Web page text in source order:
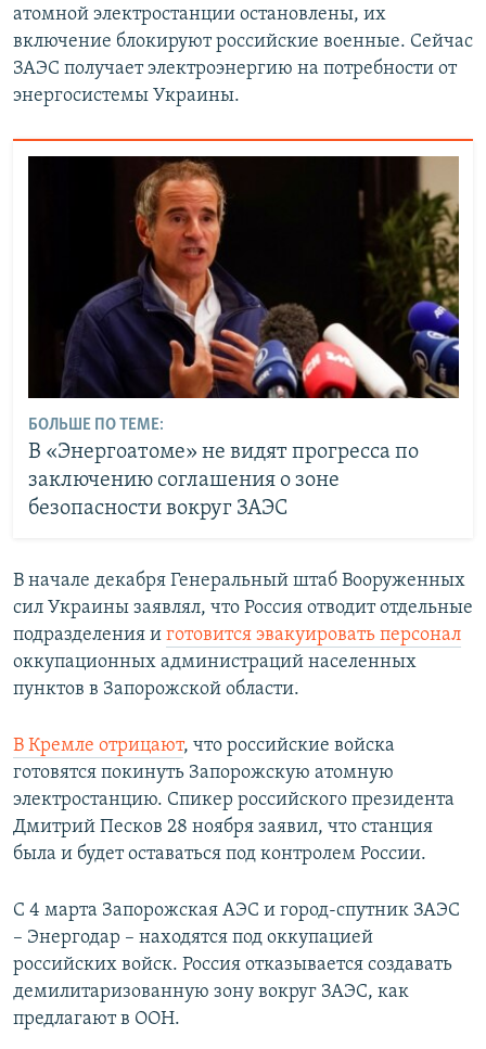
атомной электростанции остановлены, их
включение блокируют российские военные. Сейчас
ЗАЭС получает электроэнергию на потребности от
энергосистемы Украины.
БОЛЬШЕ ПО ТЕМЕ:
В «Энергоатоме» не видят прогресса по
заключению соглашения о зоне
безопасности вокруг ЗАЭС
В начале декабря Генеральный штаб Вооруженных
сил Украины заявлял, что Россия отводит отдельные
подразделения и готовится эвакуировать персонал
оккупационных администраций населенных
пунктов в Запорожской области.
В Кремле отрицают, что российские войска
готовятся покинуть Запорожскую атомную
электростанцию. Спикер российского президента
Дмитрий Песков 28 ноября заявил, что станция
была и будет оставаться под контролем России.
С 4 марта Запорожская АЭС и город-спутник ЗАЭС
– Энергодар – находятся под оккупацией
российских войск. Россия отказывается создавать
демилитаризованную зону вокруг ЗАЭС, как
предлагают в ООН.